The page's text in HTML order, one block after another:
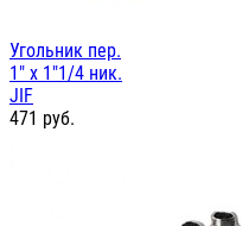
Угольник пер.
1" х 1"1/4 ник.
JIF
471 руб.